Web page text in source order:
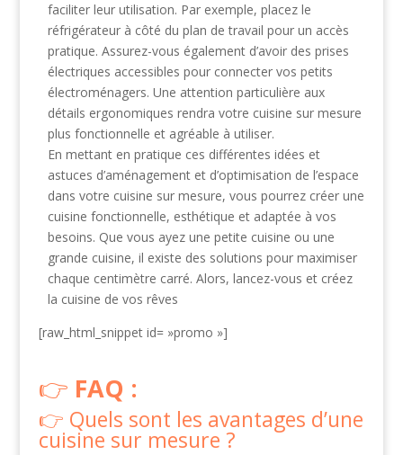
faciliter leur utilisation. Par exemple, placez le
réfrigérateur à côté du plan de travail pour un accès
pratique. Assurez-vous également d’avoir des prises
électriques accessibles pour connecter vos petits
électroménagers. Une attention particulière aux
détails ergonomiques rendra votre cuisine sur mesure
plus fonctionnelle et agréable à utiliser.
En mettant en pratique ces différentes idées et
astuces d’aménagement et d’optimisation de l’espace
dans votre cuisine sur mesure, vous pourrez créer une
cuisine fonctionnelle, esthétique et adaptée à vos
besoins. Que vous ayez une petite cuisine ou une
grande cuisine, il existe des solutions pour maximiser
chaque centimètre carré. Alors, lancez-vous et créez
la cuisine de vos rêves
[raw_html_snippet id= »promo »]
FAQ :
Quels sont les avantages d’une
cuisine sur mesure ?